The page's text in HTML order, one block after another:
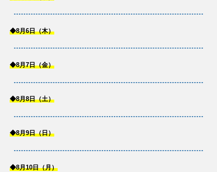
◆8月6日（木）
◆8月7日（金）
◆8月8日（土）
◆8月9日（日）
◆8月10日（月）